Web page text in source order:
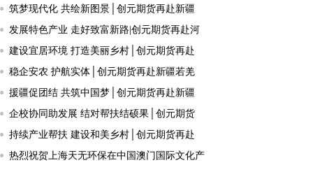
筑梦现代化 共绘新图景│创元期货再赴新疆
发展特色产业 走好致富新路|创元期货再赴河
建设宜居环境 打造美丽乡村│创元期货再赴
稳企安农 护航实体│创元期货再赴新疆若羌
援疆促团结 共筑中国梦│创元期货再赴新疆
企校协同助发展 结对帮扶结硕果│创元期货
持续产业帮扶 建设和美乡村│创元期货再赴
热烈祝贺上海天无环保在中国澳门国际文化产